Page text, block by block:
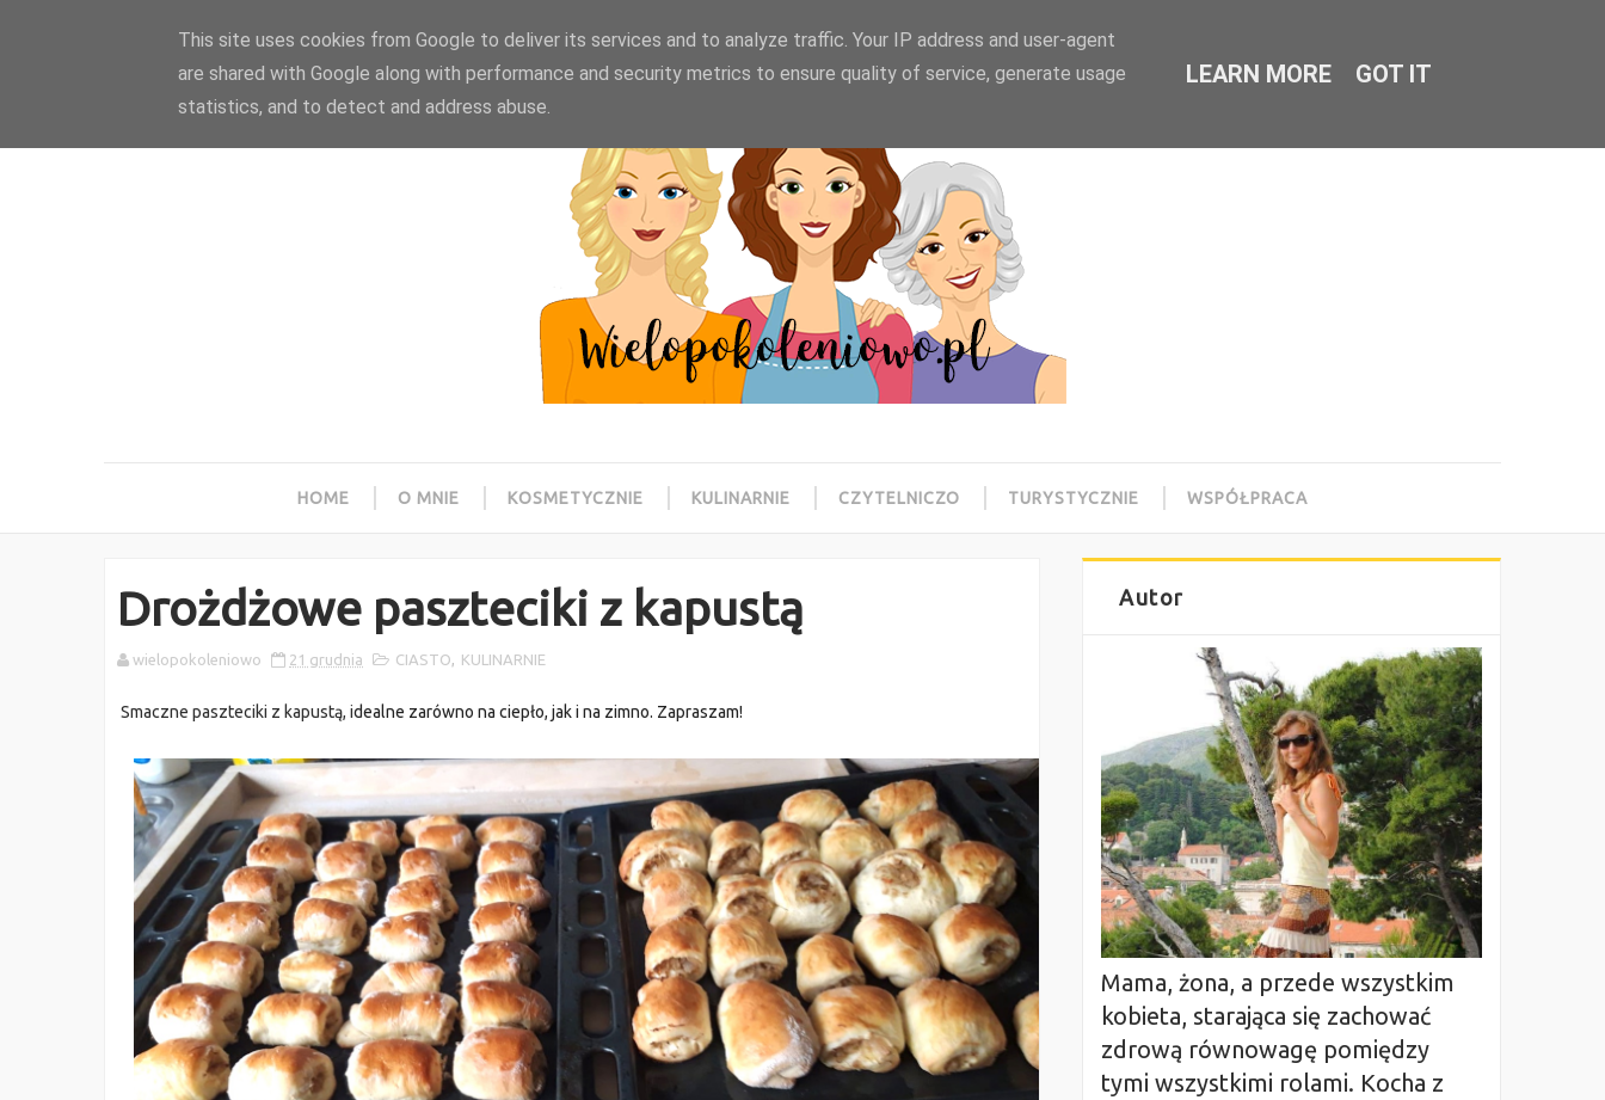
HOME O MNIE KOSMETYCZNIE KULINARNIE CZYTELNICZO TURYSTYCZNIE WSPÓŁPRACA
Drożdżowe paszteciki z kapustą
wielopokoleniowo 21 grudnia CIASTO, KULINARNIE
Smaczne paszteciki z kapustą, idealne zarówno na ciepło, jak i na zimno. Zapraszam!
Autor
Mama, żona, a przede wszystkim
kobieta, starająca się zachować
zdrową równowagę pomiędzy
tymi wszystkimi rolami. Kocha z
This site uses cookies from Google to deliver its services and to analyze traffic. Your IP address and user-agent
are shared with Google along with performance and security metrics to ensure quality of service, generate usage
statistics, and to detect and address abuse.
LEARN MORE GOT IT